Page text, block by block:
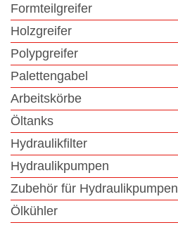
Formteilgreifer
Holzgreifer
Polypgreifer
Palettengabel
Arbeitskörbe
Öltanks
Hydraulikfilter
Hydraulikpumpen
Zubehör für Hydraulikpumpen
Ölkühler